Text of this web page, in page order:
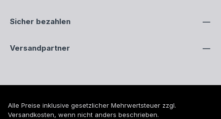
Sicher bezahlen
Versandpartner
Alle Preise inklusive gesetzlicher Mehrwertsteuer zzgl.
Versandkosten, wenn nicht anders beschrieben.